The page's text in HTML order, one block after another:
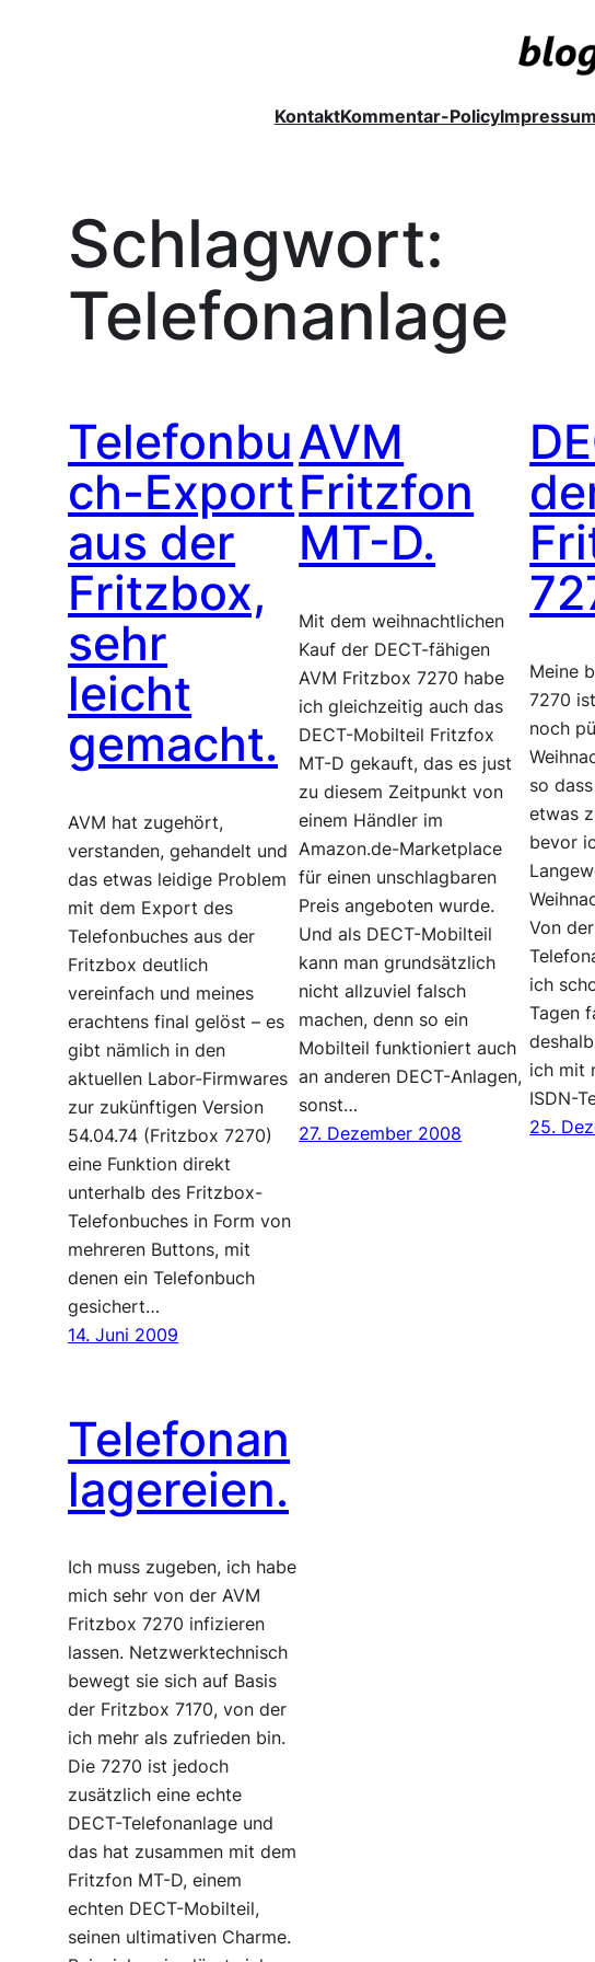
KontaktKommentar-PolicyImpressum
Schlagwort:
Telefonanlage
Telefonbu
ch-Export
aus der
Fritzbox,
sehr
leicht
gemacht.
AVM hat zugehört,
verstanden, gehandelt und
das etwas leidige Problem
mit dem Export des
Telefonbuches aus der
Fritzbox deutlich
vereinfach und meines
erachtens final gelöst – es
gibt nämlich in den
aktuellen Labor-Firmwares
zur zukünftigen Version
54.04.74 (Fritzbox 7270)
eine Funktion direkt
unterhalb des Fritzbox-
Telefonbuches in Form von
mehreren Buttons, mit
denen ein Telefonbuch
gesichert…
14. Juni 2009
AVM
Fritzfon
MT-D.
Mit dem weihnachtlichen
Kauf der DECT-fähigen
AVM Fritzbox 7270 habe
ich gleichzeitig auch das
DECT-Mobilteil Fritzfox
MT-D gekauft, das es just
zu diesem Zeitpunkt von
einem Händler im
Amazon.de-Marketplace
für einen unschlagbaren
Preis angeboten wurde.
Und als DECT-Mobilteil
kann man grundsätzlich
nicht allzuviel falsch
machen, denn so ein
Mobilteil funktioniert auch
an anderen DECT-Anlagen,
sonst…
27. Dezember 2008
Meine
7270
noch
so
etwas
bevor
Von
ich
Tagen
ich mit
ISDN-
25.
Telefonan
lagereien.
Ich muss zugeben, ich habe
mich sehr von der AVM
Fritzbox 7270 infizieren
lassen. Netzwerktechnisch
bewegt sie sich auf Basis
der Fritzbox 7170, von der
ich mehr als zufrieden bin.
Die 7270 ist jedoch
zusätzlich eine echte
DECT-Telefonanlage und
das hat zusammen mit dem
Fritzfon MT-D, einem
echten DECT-Mobilteil,
seinen ultimativen Charme.